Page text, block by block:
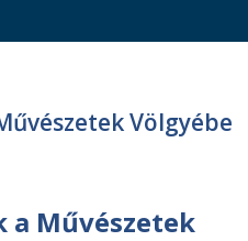
Völgyébe
a Művészetek